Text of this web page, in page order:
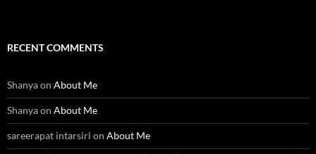
RECENT COMMENTS
Shanyaon About Me
Shanyaon About Me
sareerapat intarsiri on About Me